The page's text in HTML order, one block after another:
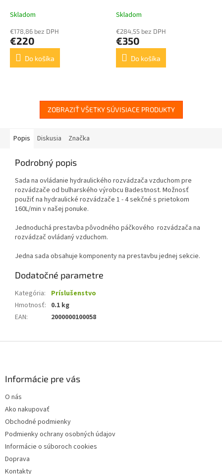
Skladom
€178,86 bez DPH
€220
Do košíka
Skladom
€284,55 bez DPH
€350
Do košíka
ZOBRAZIŤ VŠETKY SÚVISIACE PRODUKTY
Popis Diskusia Značka
Podrobný popis
Sada na ovládanie hydraulického rozvádzača vzduchom pre
rozvádzače od bulharského výrobcu Badestnost. Možnosť
použiť na hydraulické rozvádzače 1 - 4 sekčné s prietokom
160L/min v našej ponuke.
Jednoduchá prestavba pôvodného páčkového rozvádzača na
rozvádzač ovládaný vzduchom.
Jedna sada obsahuje komponenty na prestavbu jednej sekcie.
Dodatočné parametre
Kategória:
Príslušenstvo
Hmotnosť: 0.1 kg
EAN: 2000000100058
Informácie pre vás
O nás
Ako nakupovať
Obchodné podmienky
Podmienky ochrany osobných údajov
Informácie o súboroch cookies
Doprava
Kontakty